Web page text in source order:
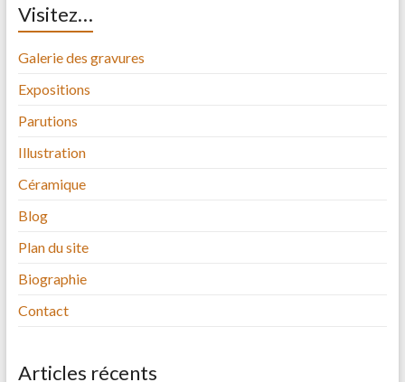
Visitez…
Galerie des gravures
Expositions
Parutions
Illustration
Céramique
Blog
Plan du site
Biographie
Contact
Articles récents